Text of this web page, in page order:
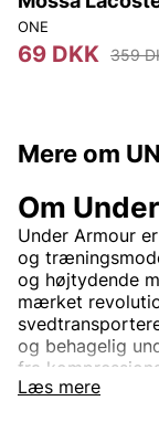
ONE
69 DKK 359
Mere om
Læs mere
Om
Under Armour
og
og højtydende
mærket
og behagelig
fra
sportstrøjer og